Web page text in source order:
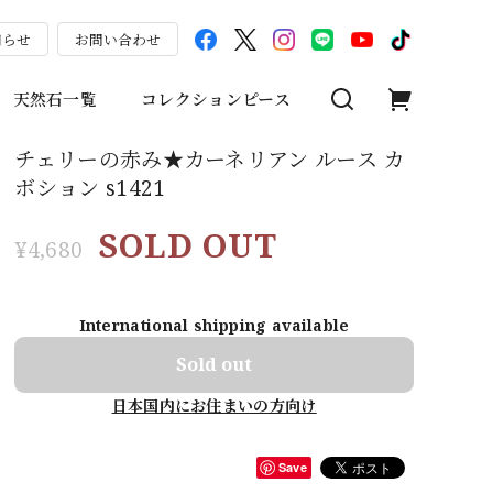
せ お問い合わせ
天然石一覧 コレクションピース
チェリーの赤み★カーネリアン ルース カ
ボション s1421
¥4,680 SOLD OUT
International shipping available
Sold out
日本国内にお住まいの方向け
Save